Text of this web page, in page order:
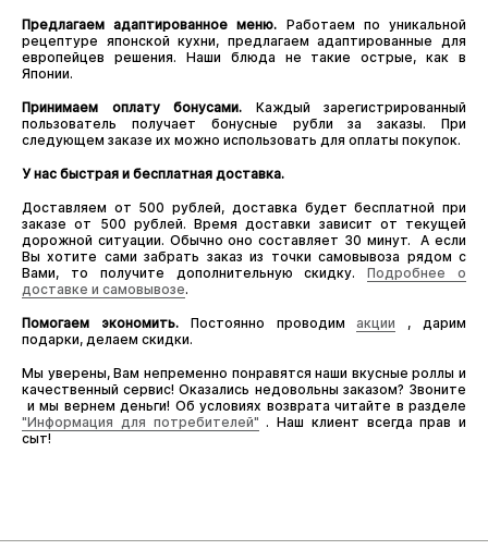
Предлагаем адаптированное меню. Работаем по уникальной
рецептуре японской кухни, предлагаем адаптированные для
европейцев решения. Наши блюда не такие острые, как в
Японии.
Принимаем оплату бонусами. Каждый зарегистрированный
пользователь получает бонусные рубли за заказы. При
следующем заказе их можно использовать для оплаты покупок.
У нас быстрая и бесплатная доставка.
Доставляем от 500 рублей, доставка будет бесплатной при
заказе от 500 рублей. Время доставки зависит от текущей
дорожной ситуации. Обычно оно составляет 30 минут. А если
Вы хотите сами забрать заказ из точки самовывоза рядом с
Вами, то получите дополнительную скидку.Подробнее о
доставке и самовывозе.
Помогаем экономить.Постоянно проводимакции , дарим
подарки, делаем скидки.
Мы уверены, Вам непременно понравятся наши вкусные роллы и
качественный сервис! Оказались недовольны заказом? Звоните
и мы вернем деньги! Об условиях возврата читайте в разделе
"Информация для потребителей" . Наш клиент всегда прав и
сыт!